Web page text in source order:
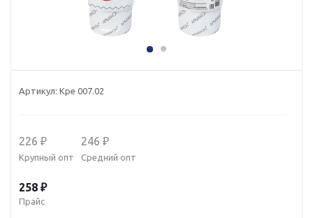
Артикул: Кре 007.02
226 ₽
Крупный опт
246 ₽
Средний опт
258 ₽
Прайс